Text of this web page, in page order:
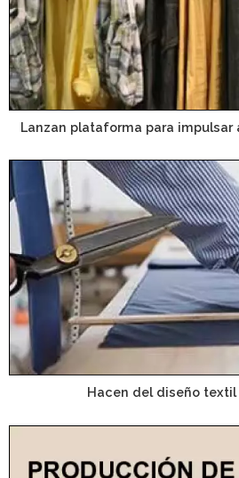
Lanzan plataforma para
Hacen del diseño